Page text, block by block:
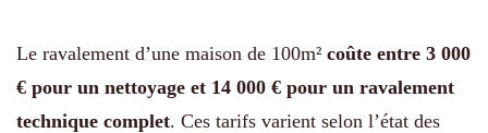
Le ravalement d’une maison de 100m² coûte entre 3 000
€ pour un nettoyage et 14 000 € pour un ravalement
technique complet. Ces tarifs varient selon l’état des